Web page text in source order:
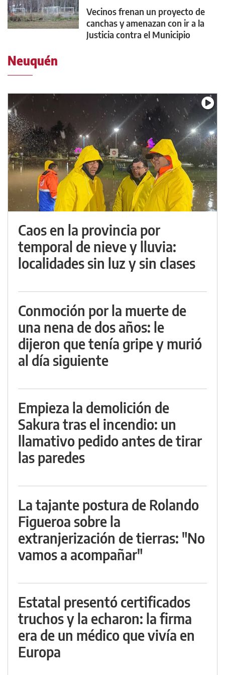
Vecinos frenan un proyecto de
canchas y amenazan con ir a la
Justicia contra el Municipio
Neuquén
Caos en la provincia por
temporal de nieve y lluvia:
localidades sin luz y sin clases
Conmoción por la muerte de
una nena de dos años: le
dijeron que tenía gripe y murió
al día siguiente
Empieza la demolición de
Sakura tras el incendio: un
llamativo pedido antes de tirar
las paredes
La tajante postura de Rolando
Figueroa sobre la
extranjerización de tierras: "No
vamos a acompañar"
Estatal presentó certificados
truchos y la echaron: la firma
era de un médico que vivía en
Europa